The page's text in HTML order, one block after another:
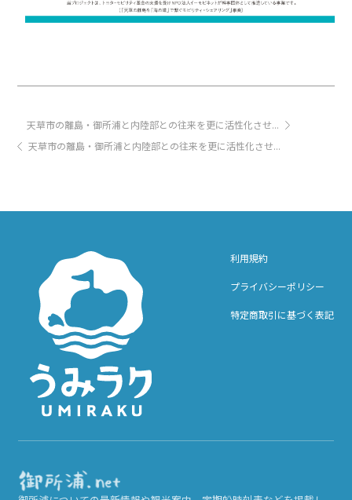
天草市の離島・御所浦と内陸部との往来を更に活性化させ...
天草市の離島・御所浦と内陸部との往来を更に活性化させ...
利用規約
プライバシーポリシー
特定商取引に基づく表記